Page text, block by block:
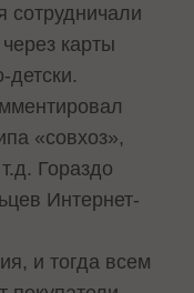
сотрудничали
карты
детски.
«совхоз»,
Гораздо
Интернет-
и тогда всем